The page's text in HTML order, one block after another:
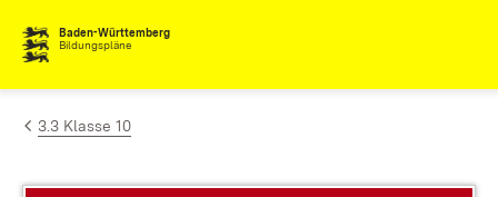
Zum Inhalt springen
Baden-Württemberg
Bildungspläne
3.3 Klasse 10